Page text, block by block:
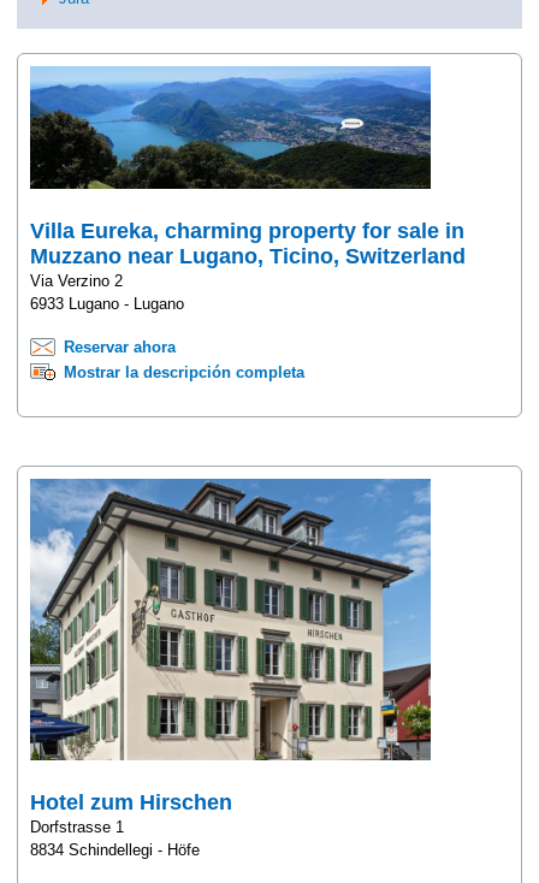
Villa Eureka, charming property for sale in
Muzzano near Lugano, Ticino, Switzerland
Via Verzino 2
6933 Lugano - Lugano
Reservar ahora
Mostrar la descripción completa
Hotel zum Hirschen
Dorfstrasse 1
8834 Schindellegi - Höfe